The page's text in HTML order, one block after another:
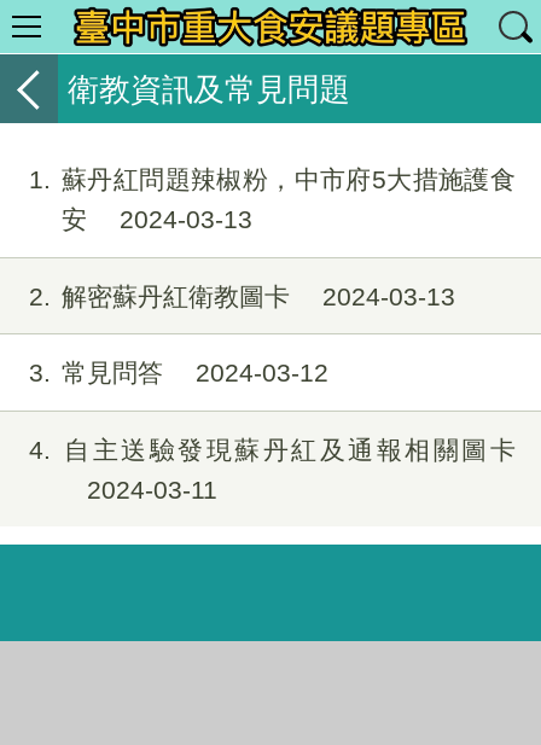
衛教資訊及常見問題
1
蘇丹紅問題辣椒粉，中市府5大措施護食
安
2024-03-13
2 解密蘇丹紅衛教圖卡 2024-03-13
3 常見問答 2024-03-12
4
自主送驗發現蘇丹紅及通報相關圖卡
2024-03-11